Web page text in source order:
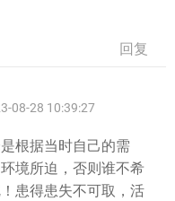
回复
08-28 10:39:27
根据当时自己的需
境所迫，否则谁不希
患得患失不可取，活